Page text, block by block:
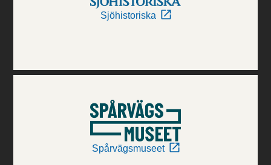
Sjöhistoriska
Spårvägsmuseet